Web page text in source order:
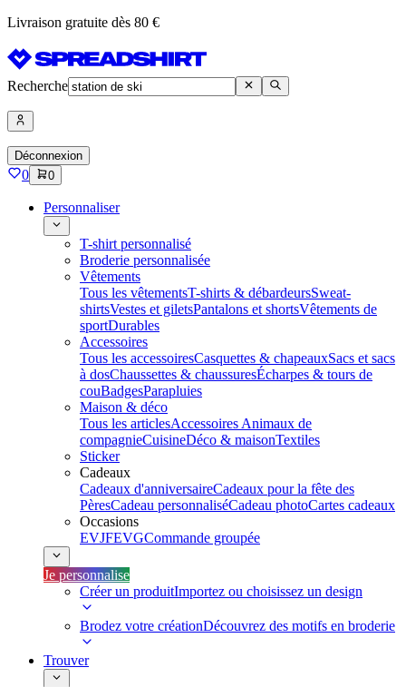
Livraison gratuite dès 80 €
Recherche
Déconnexion
0 0
Personnaliser
T-shirt personnalisé
Broderie personnalisée
Vêtements
Tous les vêtementsT-shirts & débardeursSweat-
shirtsVestes et giletsPantalons et shortsVêtements de
sportDurables
Accessoires
Tous les accessoiresCasquettes & chapeauxSacs et sacs
à dosChaussettes & chaussuresÉcharpes & tours de
couBadgesParapluies
Maison & déco
Tous les articlesAccessoires Animaux de
compagnieCuisineDéco & maisonTextiles
Sticker
Cadeaux
Cadeaux d'anniversaireCadeaux pour la fête des
PèresCadeau personnaliséCadeau photoCartes cadeaux
Occasions
EVJFEVGCommande groupée
Je personnalise
Créer un produitImportez ou choisissez un design
Brodez votre créationDécouvrez des motifs en broderie
Trouver